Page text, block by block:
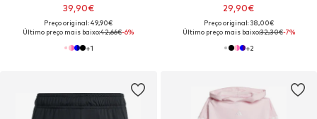
39,90€
Preço original: 49,90€
Último preço mais baixo:42,66€-6%
+1
29,90€
Preço original: 38,00€
Último preço mais baixo:32,30€-7%
+2